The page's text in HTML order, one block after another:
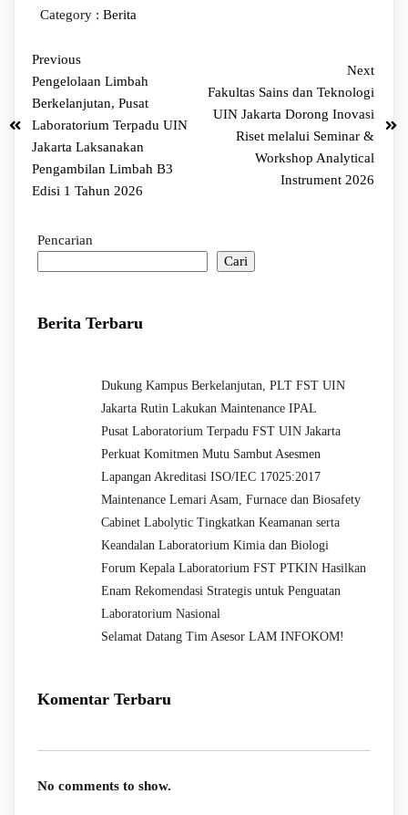
Category : Berita
Previous
Pengelolaan Limbah
Berkelanjutan, Pusat
Laboratorium Terpadu UIN
Jakarta Laksanakan
Pengambilan Limbah B3
Edisi 1 Tahun 2026
Next
Fakultas Sains dan Teknologi
UIN Jakarta Dorong Inovasi
Riset melalui Seminar &
Workshop Analytical
Instrument 2026
Pencarian
Cari
Berita Terbaru
Dukung Kampus Berkelanjutan, PLT FST UIN
Jakarta Rutin Lakukan Maintenance IPAL
Pusat Laboratorium Terpadu FST UIN Jakarta
Perkuat Komitmen Mutu Sambut Asesmen
Lapangan Akreditasi ISO/IEC 17025:2017
Maintenance Lemari Asam, Furnace dan Biosafety
Cabinet Labolytic Tingkatkan Keamanan serta
Keandalan Laboratorium Kimia dan Biologi
Forum Kepala Laboratorium FST PTKIN Hasilkan
Enam Rekomendasi Strategis untuk Penguatan
Laboratorium Nasional
Selamat Datang Tim Asesor LAM INFOKOM!
Komentar Terbaru
No comments to show.